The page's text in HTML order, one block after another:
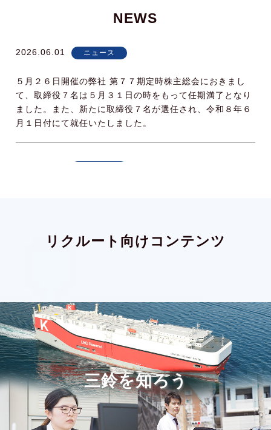
NEWS
2026.06.01 ニュース
５月２６日開催の弊社 第７７期定時株主総会におきまし
て、取締役７名は５月３１日の時をもって任期満了となり
ました。また、新たに取締役７名が選任され、令和８年６
月１日付にて就任いたしました。
月１日付にて就任いたしました。
2024年11月12日付、ISO14001認証を取得しました。
継続活動を行ってきたISO9001（品質マネジメントシステ
ム）からISO14001（環境マネジメントシステム）へ移行
となります。
2024.06.03 ニュース
５月２７日開催の弊社 第７５期定時株主総会におきまし
リクルート向けコンテンツ
三鈴を知ろう